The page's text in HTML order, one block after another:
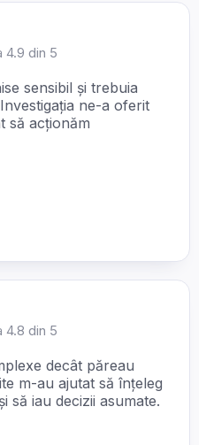
4.9 din 5
sensibil și trebuia
ne-a oferit
să acționăm
4.8 din 5
decât păreau
m-au ajutat să înțeleg
să iau decizii asumate.